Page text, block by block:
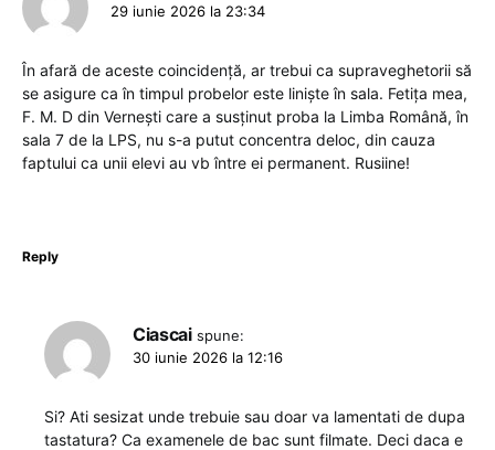
29 iunie 2026 la 23:34
În afară de aceste coincidență, ar trebui ca supraveghetorii să
se asigure ca în timpul probelor este liniște în sala. Fetița mea,
F. M. D din Vernești care a susținut proba la Limba Română, în
sala 7 de la LPS, nu s-a putut concentra deloc, din cauza
faptului ca unii elevi au vb între ei permanent. Rusiine!
Reply
Ciascai spune:
30 iunie 2026 la 12:16
Si? Ati sesizat unde trebuie sau doar va lamentati de dupa
tastatura? Ca examenele de bac sunt filmate. Deci daca e